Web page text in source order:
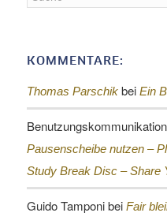
KOMMENTARE:
Thomas Parschikbei Ein
Benutzungskommunikation
Pausenscheibe nutzen –
Study Break Disc – Share
Guido Tamponibei Fair